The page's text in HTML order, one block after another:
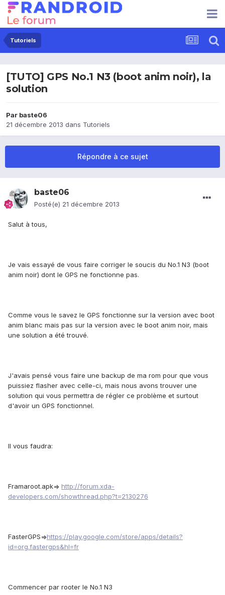
Tutoriels
[TUTO] GPS No.1 N3 (boot anim noir), la
solution
Par baste06
21 décembre 2013 dans Tutoriels
Répondre à ce sujet
baste06
Posté(e) 21 décembre 2013
Salut à tous,
Je vais essayé de vous faire corriger le soucis du No.1 N3 (boot
anim noir) dont le GPS ne fonctionne pas.
Comme vous le savez le GPS fonctionne sur la version avec boot
anim blanc mais pas sur la version avec le boot anim noir, mais
une solution a été trouvé.
J'avais pensé vous faire une backup de ma rom pour que vous
puissiez flasher avec celle-ci, mais nous avons trouver une
solution qui vous permettra de régler ce problème et surtout
d'avoir un GPS fonctionnel.
Il vous faudra:
Framaroot.apk=> http://forum.xda-
developers.com/showthread.php?t=2130276
FasterGPS=>https://play.google.com/store/apps/details?
id=org.fastergps&hl=fr
Commencer par rooter le No.1 N3